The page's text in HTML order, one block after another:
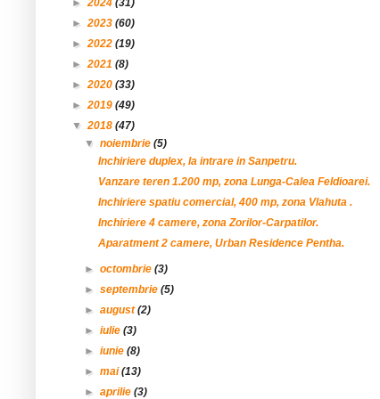
►2024 (31)
►2023 (60)
►2022 (19)
►2021 (8)
►2020 (33)
►2019 (49)
▼2018 (47)
▼noiembrie(5)
Inchiriere duplex, la intrare in Sanpetru.
Vanzare teren 1.200 mp, zona Lunga-Calea Feldioarei.
Inchiriere spatiu comercial, 400 mp, zona Vlahuta .
Inchiriere 4 camere, zona Zorilor-Carpatilor.
Aparatment 2 camere, Urban Residence Pentha.
►octombrie(3)
►septembrie(5)
►august(2)
►iulie(3)
►iunie(8)
►mai(13)
►aprilie(3)